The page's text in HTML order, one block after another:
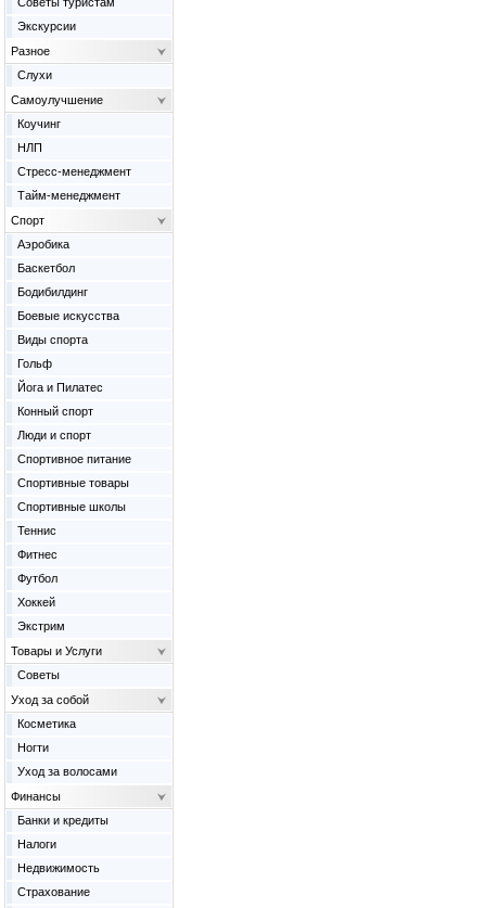
Экскурсии
Разное
Слухи
Самоулучшение
Коучинг
НЛП
Стресс-менеджмент
Тайм-менеджмент
Спорт
Аэробика
Баскетбол
Бодибилдинг
Боевые искусства
Виды спорта
Гольф
Йога и Пилатес
Конный спорт
Люди и спорт
Спортивное питание
Спортивные товары
Спортивные школы
Теннис
Фитнес
Футбол
Хоккей
Экстрим
Товары и Услуги
Советы
Уход за собой
Косметика
Ногти
Уход за волосами
Финансы
Банки и кредиты
Налоги
Недвижимость
Страхование